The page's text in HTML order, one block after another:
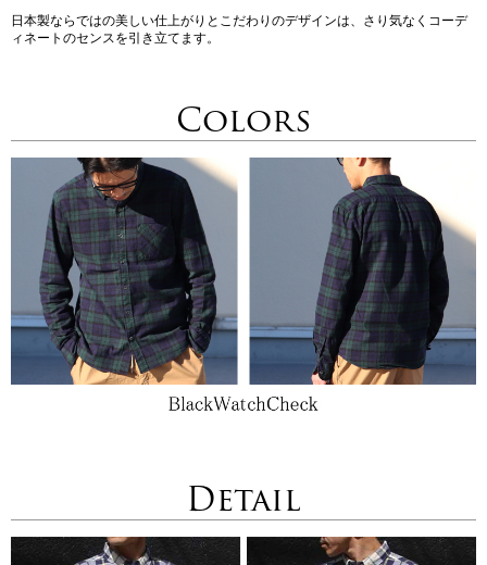
日本製ならではの美しい仕上がりとこだわりのデザインは、さり気なくコーデ
ィネートのセンスを引き立てます。
Colors
Detail